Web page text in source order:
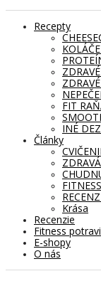
Recepty
FIT
INÉ
Články
Krása
Recenzie
Fitness
E-shopy
O nás